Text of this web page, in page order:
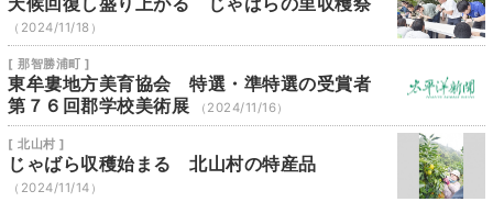
（2024/11/18）
[ 那智勝浦町 ]
東牟婁地方美育協会 特選・準特選の受賞者
第７６回郡学校美術展
（2024/11/16）
[ 北山村 ]
じゃばら収穫始まる 北山村の特産品
（2024/11/14）